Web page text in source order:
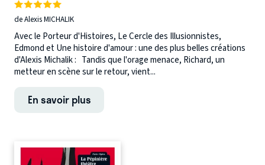
de Alexis MICHALIK
Avec le Porteur d'Histoires, Le Cercle des Illusionnistes,
Edmond et Une histoire d'amour : une des plus belles créations
d'Alexis Michalik : Tandis que l'orage menace, Richard, un
metteur en scène sur le retour, vient...
En savoir plus